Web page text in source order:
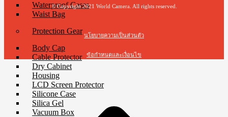
Waterproof Cases
Waist Bag
Protection Gear
Body Cap
Cable Protector
Dry Cabinet
Housing
LCD Screen Protector
Silicone Case
Silica Gel
Vacuum Box
© Copyright 2021 World Camera. All rights reserved.
นโยบายความเป็นส่วนตัว
ข้อกำหนดและเงื่อนไข